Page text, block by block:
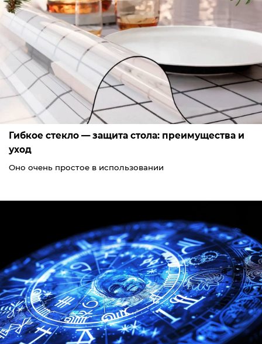
Гибкое стекло — защита стола: преимущества и
уход
Оно очень простое в использовании